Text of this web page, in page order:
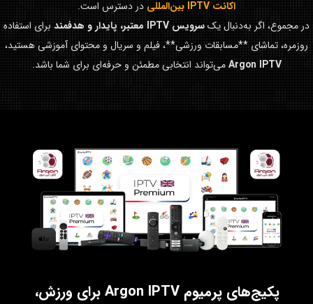
اکانت IPTV بین‌المللی
در دسترس است.
در مجموع، اگر به‌دنبال یکسرویس IPTV معتبر، پایدار و هدفمند
برای استفاده
روزمره، تماشای **مسابقات ورزشی**، فیلم و سریال و محتوای آموزشی هستید،
Argon IPTVمی‌تواند انتخابی مطمئن و حرفه‌ای برای شما باشد.
پکیج‌های پرمیوم Argon IPTV برای ورزش،